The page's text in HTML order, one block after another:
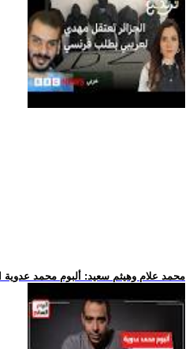
.. محمد علام وهيثم سعيد: ألبوم محمد عدوية